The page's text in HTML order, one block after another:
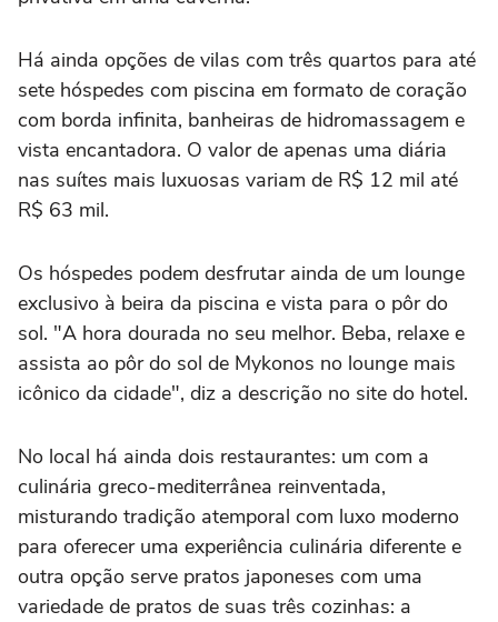
Há ainda opções de vilas com três quartos para até
sete hóspedes com piscina em formato de coração
com borda infinita, banheiras de hidromassagem e
vista encantadora. O valor de apenas uma diária
nas suítes mais luxuosas variam de R$ 12 mil até
R$ 63 mil.
Os hóspedes podem desfrutar ainda de um lounge
exclusivo à beira da piscina e vista para o pôr do
sol. "A hora dourada no seu melhor. Beba, relaxe e
assista ao pôr do sol de Mykonos no lounge mais
icônico da cidade", diz a descrição no site do hotel.
No local há ainda dois restaurantes: um com a
culinária greco-mediterrânea reinventada,
misturando tradição atemporal com luxo moderno
para oferecer uma experiência culinária diferente e
outra opção serve pratos japoneses com uma
variedade de pratos de suas três cozinhas: a